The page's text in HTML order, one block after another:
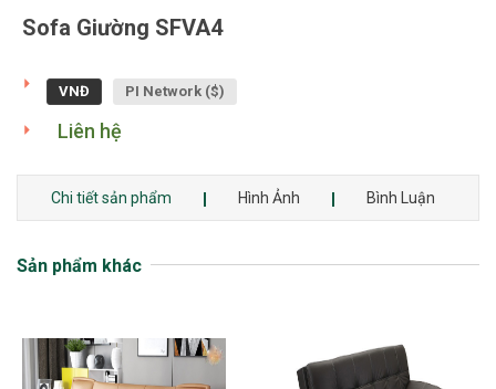
Sofa Giường SFVA4
VNĐ PI Network ($)
Liên hệ
Chi tiết sản phẩm Hình Ảnh Bình Luận
Sản phẩm khác